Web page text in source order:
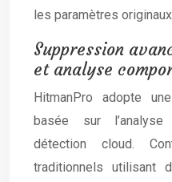
les paramètres
Suppression
et analyse
HitmanPro adopte
basée sur
détection cloud.
traditionnels utilisant